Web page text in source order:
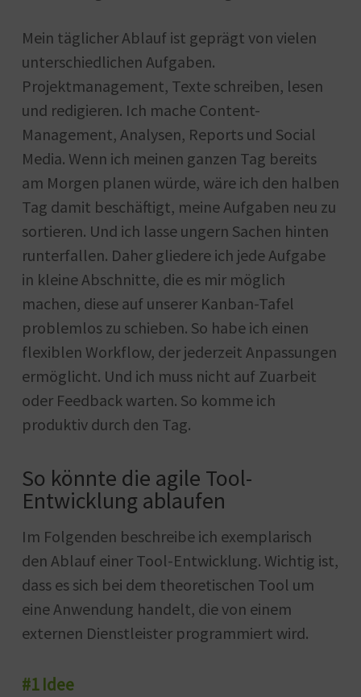
Mein täglicher Ablauf ist geprägt von vielen
unterschiedlichen Aufgaben.
Projektmanagement, Texte schreiben, lesen
und redigieren. Ich mache Content-
Management, Analysen, Reports und Social
Media. Wenn ich meinen ganzen Tag bereits
am Morgen planen würde, wäre ich den halben
Tag damit beschäftigt, meine Aufgaben neu zu
sortieren. Und ich lasse ungern Sachen hinten
runterfallen. Daher gliedere ich jede Aufgabe
in kleine Abschnitte, die es mir möglich
machen, diese auf unserer Kanban-Tafel
problemlos zu schieben. So habe ich einen
flexiblen Workflow, der jederzeit Anpassungen
ermöglicht. Und ich muss nicht auf Zuarbeit
oder Feedback warten. So komme ich
produktiv durch den Tag.
So könnte die agile Tool-
Entwicklung ablaufen
Im Folgenden beschreibe ich exemplarisch
den Ablauf einer Tool-Entwicklung. Wichtig ist,
dass es sich bei dem theoretischen Tool um
eine Anwendung handelt, die von einem
externen Dienstleister programmiert wird.
#1 Idee